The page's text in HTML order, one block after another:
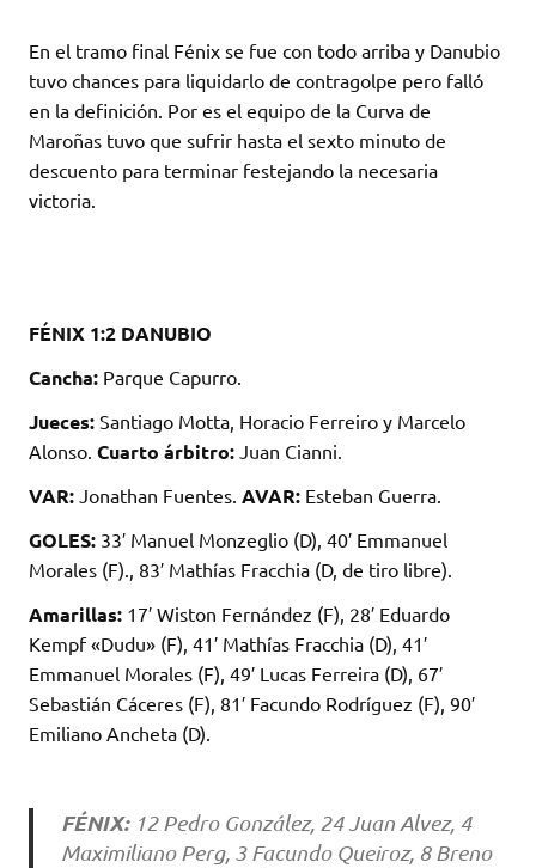
En el tramo final Fénix se fue con todo arriba y Danubio
tuvo chances para liquidarlo de contragolpe pero falló
en la definición. Por es el equipo de la Curva de
Maroñas tuvo que sufrir hasta el sexto minuto de
descuento para terminar festejando la necesaria
victoria.
FÉNIX 1:2 DANUBIO
Cancha: Parque Capurro.
Jueces: Santiago Motta, Horacio Ferreiro y Marcelo
Alonso. Cuarto árbitro: Juan Cianni.
VAR: Jonathan Fuentes. AVAR: Esteban Guerra.
GOLES: 33′ Manuel Monzeglio (D), 40′ Emmanuel
Morales (F)., 83′ Mathías Fracchia (D, de tiro libre).
Amarillas: 17′ Wiston Fernández (F), 28′ Eduardo
Kempf «Dudu» (F), 41′ Mathías Fracchia (D), 41′
Emmanuel Morales (F), 49′ Lucas Ferreira (D), 67′
Sebastián Cáceres (F), 81′ Facundo Rodríguez (F), 90′
Emiliano Ancheta (D).
FÉNIX:12 Pedro González, 24 Juan Alvez, 4
Maximiliano Perg, 3 Facundo Queiroz, 8 Breno